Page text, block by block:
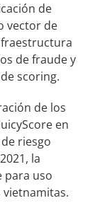
de
vector de
de fraude y
scoring.
de los
en
riesgo
la
para uso